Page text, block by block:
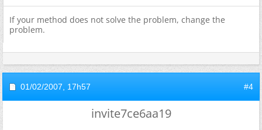
If your method does not solve the problem, change the
problem.
01/02/2007, 17h57 #4
invite7ce6aa19